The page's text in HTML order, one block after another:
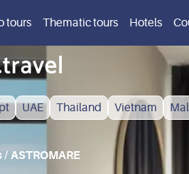
tours Thematic tours Hotels
UAE Thailand Vietnam
/ ASTROMARE